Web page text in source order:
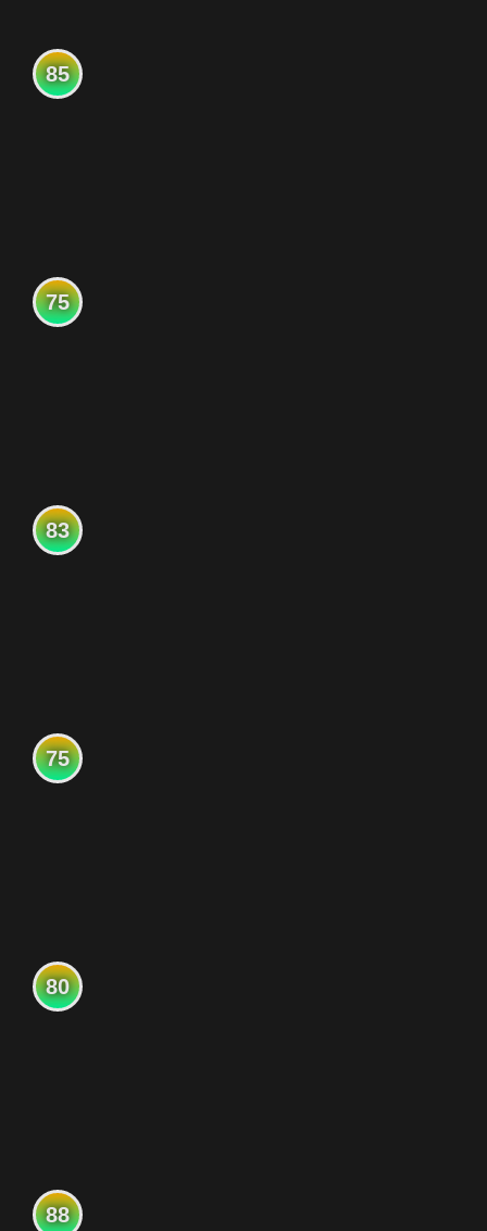
85
75
83
75
80
88